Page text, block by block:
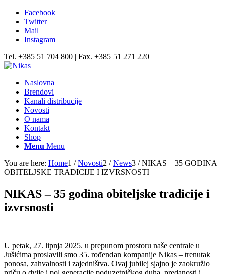
Facebook
Twitter
Mail
Instagram
Tel. +385 51 704 800 | Fax. +385 51 271 220
Naslovna
Brendovi
Kanali distribucije
Novosti
O nama
Kontakt
Shop
Menu Menu
You are here: Home1 / Novosti2 / News3 / NIKAS – 35 GODINA
OBITELJSKE TRADICIJE I IZVRSNOSTI
NIKAS – 35 godina obiteljske tradicije i
izvrsnosti
U petak, 27. lipnja 2025. u prepunom prostoru naše centrale u
Jušićima proslavili smo 35. rođendan kompanije Nikas – trenutak
ponosa, zahvalnosti i zajedništva. Ovaj jubilej sjajno je zaokružio